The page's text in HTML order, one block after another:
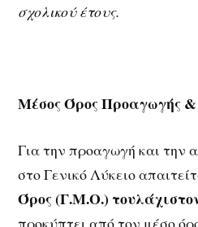
σχολικού έτους.
Μέσος Όρος Προαγωγής
Για την προαγωγή και την
στο Γενικό Λύκειο
Όρος (Γ.Μ.Ο.)
προκύπτει από τον μέσο